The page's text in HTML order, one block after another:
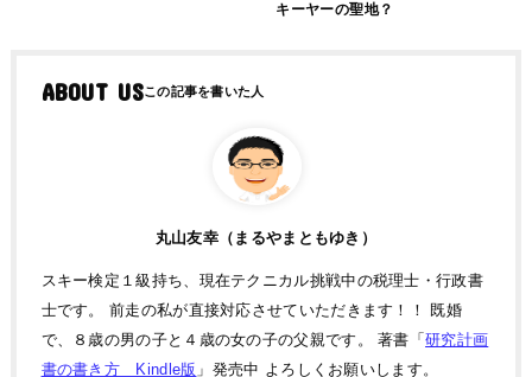
キーヤーの聖地？
ABOUT US
丸山友幸（まるやまともゆき）
スキー検定１級持ち、現在テクニカル挑戦中の税理士・行政書
士です。 前走の私が直接対応させていただきます！！ 既婚
で、８歳の男の子と４歳の女の子の父親です。 著書「研究計画
書の書き方 Kindle版 」発売中 よろしくお願いします。